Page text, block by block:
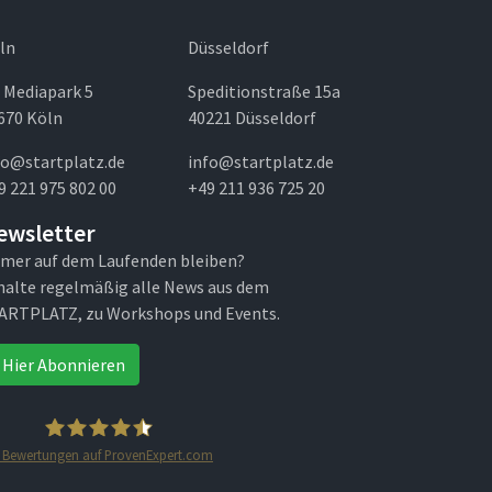
5
Köln
221 975 802 00
Düsseldorf
Speditionstraße 15a
40221 Düsseldorf
info@startplatz.de
+49 211 936 725 20
auf dem Laufenden bleiben?
regelmäßig alle News aus dem
zu Workshops und Events.
Hier Abonnieren
Bewertungen auf ProvenExpert.com